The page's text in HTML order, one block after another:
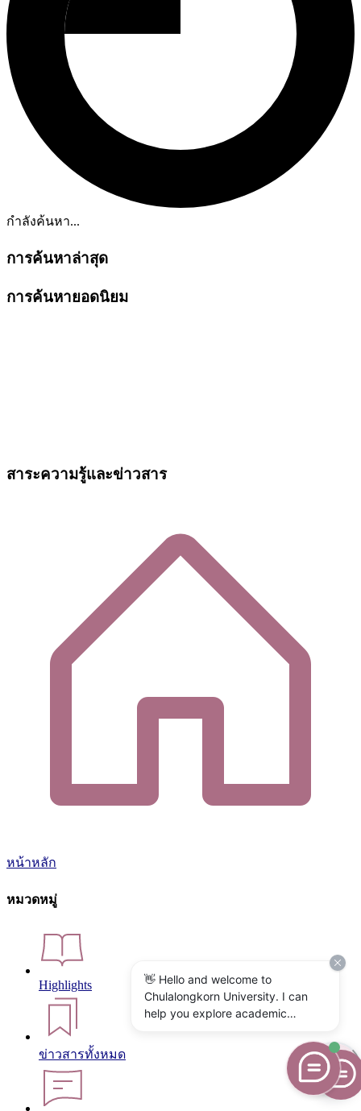
กำลังค้นหา...
การค้นหาล่าสุด
การค้นหายอดนิยม
สาระความรู้และข่าวสาร
หน้าหลัก
หมวดหมู่
Highlights
ข่าวสารทั้งหมด
👋 Hello and welcome to
Chulalongkorn University. I can
help you explore academic